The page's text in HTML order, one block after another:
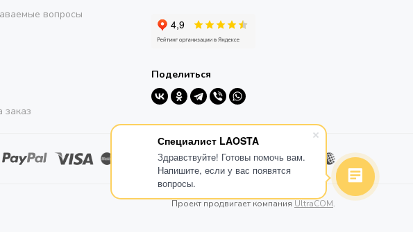
Специалист LAOSTA
Здравствуйте! Готовы помочь вам.
Напишите, если у вас появятся
вопросы.
вопросы
заказ
Поделиться
Проект продвигает компания UltraCOM.